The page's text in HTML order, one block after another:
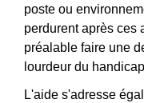
poste ou
perdurent après ces
préalable faire une
lourdeur du
L'aide s'adresse